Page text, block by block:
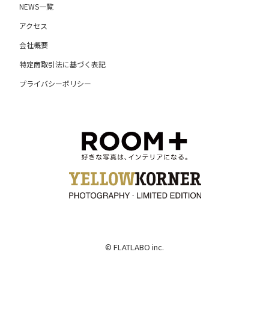
NEWS一覧
アクセス
会社概要
特定商取引法に基づく表記
プライバシーポリシー
© FLATLABO inc.